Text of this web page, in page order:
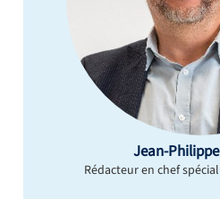
Jean-
Rédacteur en chef